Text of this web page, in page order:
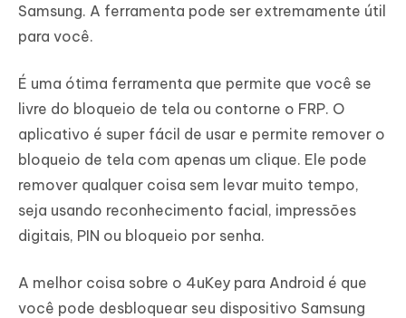
Samsung. A ferramenta pode ser extremamente útil
para você.
É uma ótima ferramenta que permite que você se
livre do bloqueio de tela ou contorne o FRP. O
aplicativo é super fácil de usar e permite remover o
bloqueio de tela com apenas um clique. Ele pode
remover qualquer coisa sem levar muito tempo,
seja usando reconhecimento facial, impressões
digitais, PIN ou bloqueio por senha.
A melhor coisa sobre o 4uKey para Android é que
você pode desbloquear seu dispositivo Samsung